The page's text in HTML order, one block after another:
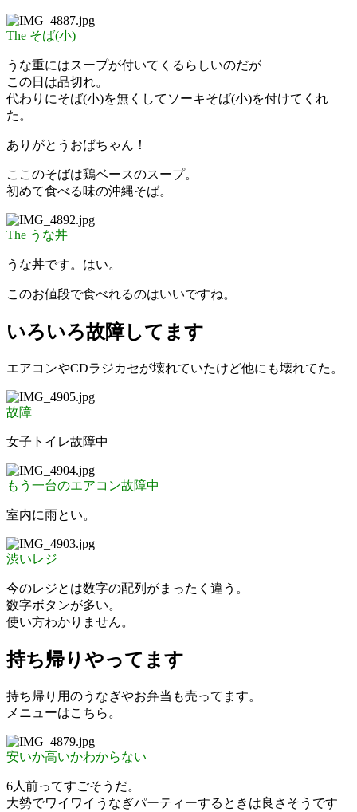
The そば(小)
うな重にはスープが付いてくるらしいのだが
この日は品切れ。
代わりにそば(小)を無くしてソーキそば(小)を付けてくれ
た。
ありがとうおばちゃん！
ここのそばは鶏ベースのスープ。
初めて食べる味の沖縄そば。
The うな丼
うな丼です。はい。
このお値段で食べれるのはいいですね。
いろいろ故障してます
エアコンやCDラジカセが壊れていたけど他にも壊れてた。
故障
女子トイレ故障中
もう一台のエアコン故障中
室内に雨とい。
渋いレジ
今のレジとは数字の配列がまったく違う。
数字ボタンが多い。
使い方わかりません。
持ち帰りやってます
持ち帰り用のうなぎやお弁当も売ってます。
メニューはこちら。
安いか高いかわからない
6人前ってすごそうだ。
大勢でワイワイうなぎパーティーするときは良さそうです